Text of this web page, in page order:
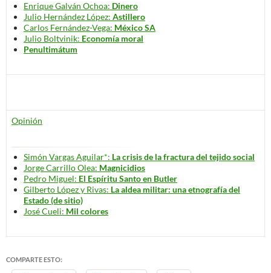
Enrique Galván Ochoa: Dinero
Julio Hernández López: Astillero
Carlos Fernández-Vega: México SA
Julio Boltvinik: Economía moral
Penultimátum
Opinión
Simón Vargas Aguilar*: La crisis de la fractura del tejido social
Jorge Carrillo Olea: Magnicidios
Pedro Miguel: El Espíritu Santo en Butler
Gilberto López y Rivas: La aldea militar: una etnografía del
Estado (de sitio)
José Cueli: Mil colores
COMPARTE ESTO: